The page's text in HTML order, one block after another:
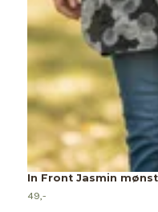
In Front Jasmin
49,-